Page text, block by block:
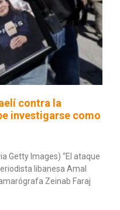
contra la
investigarse como
Getty Images) “El ataque
libanesa Amal
Zeinab Faraj